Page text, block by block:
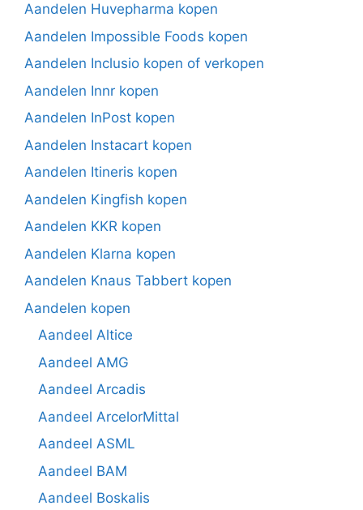
Aandelen Huvepharma kopen
Aandelen Impossible Foods kopen
Aandelen Inclusio kopen of verkopen
Aandelen Innr kopen
Aandelen InPost kopen
Aandelen Instacart kopen
Aandelen Itineris kopen
Aandelen Kingfish kopen
Aandelen KKR kopen
Aandelen Klarna kopen
Aandelen Knaus Tabbert kopen
Aandelen kopen
Aandeel Altice
Aandeel AMG
Aandeel Arcadis
Aandeel ArcelorMittal
Aandeel ASML
Aandeel BAM
Aandeel Boskalis